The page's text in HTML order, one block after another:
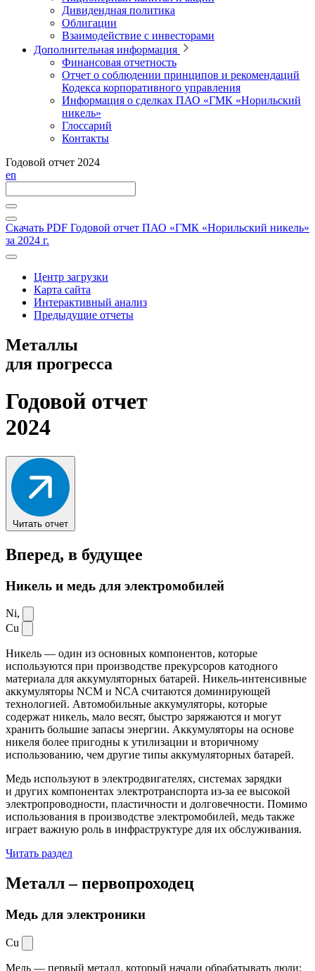
Дивидендная политика
Облигации
Взаимодействие с инвесторами
Дополнительная информация
Финансовая отчетность
Отчет о соблюдении принципов и рекомендаций
Кодекса корпоративного управления
Информация о сделках ПАО «ГМК «Норильский
никель»
Глоссарий
Контакты
Годовой отчет 2024
en
Скачать PDF Годовой отчет ПАО «ГМК «Норильский никель»
за 2024 г.
Центр загрузки
Карта сайта
Интерактивный анализ
Предыдущие отчеты
Металлы
для прогресса
Годовой отчет
2024
Читать отчет
Вперед, в будущее
Никель и медь для электромобилей
Ni,
Cu
Никель — один из основных компонентов, которые
используются при производстве прекурсоров катодного
материала для аккумуляторных батарей. Никель-интенсивные
аккумуляторы NCM и NCA считаются доминирующей
технологией. Автомобильные аккумуляторы, которые
содержат никель, мало весят, быстро заряжаются и могут
хранить большие запасы энергии. Аккумуляторы на основе
никеля более пригодны к утилизации и вторичному
использованию, чем другие типы аккумуляторных батарей.
Медь используют в электродвигателях, системах зарядки
и других компонентах электротранспорта из-за ее высокой
электропроводности, пластичности и долговечности. Помимо
использования в производстве электромобилей, медь также
играет важную роль в инфраструктуре для их обслуживания.
Читать раздел
Металл –первопроходец
Медь для электроники
Cu
Медь — первый металл, который начали обрабатывать люди: